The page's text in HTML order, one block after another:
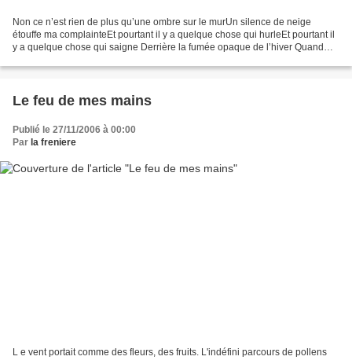
Non ce n’est rien de plus qu’une ombre sur le murUn silence de neige
étouffe ma complainteEt pourtant il y a quelque chose qui hurleEt pourtant il
y a quelque chose qui saigne Derrière la fumée opaque de l’hiver Quand
Le feu de mes mains
Publié le 27/11/2006 à 00:00
Par la freniere
L e vent portait comme des fleurs, des fruits. L'indéfini parcours de pollens